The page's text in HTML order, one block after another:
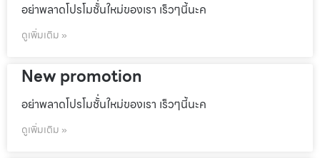
อย่าพลาดโปรโมชั้่นใหม่ของเรา เร็วๆนี้นะค
ดูเพิ่มเติม »
New promotion
อย่าพลาดโปรโมชั้่นใหม่ของเรา เร็วๆนี้นะค
ดูเพิ่มเติม »